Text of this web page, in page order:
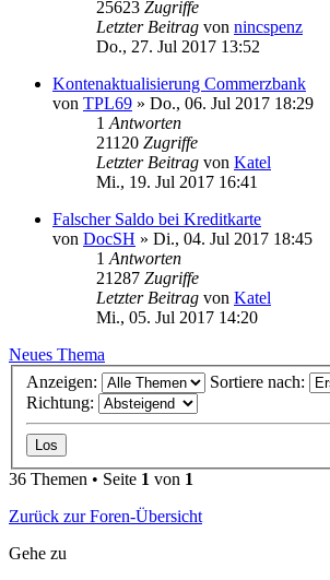
25623 Zugriffe
Letzter Beitrag von nincspenz
Do., 27. Jul 2017 13:52
Kontenaktualisierung Commerzbank
von TPL69 » Do., 06. Jul 2017 18:29
1 Antworten
21120 Zugriffe
Letzter Beitrag von Katel
Mi., 19. Jul 2017 16:41
Falscher Saldo bei Kreditkarte
von DocSH » Di., 04. Jul 2017 18:45
1 Antworten
21287 Zugriffe
Letzter Beitrag von Katel
Mi., 05. Jul 2017 14:20
Neues Thema
Anzeigen:
Sortiere nach:
Richtung:
36 Themen • Seite 1 von 1
Zurück zur Foren-Übersicht
Gehe zu